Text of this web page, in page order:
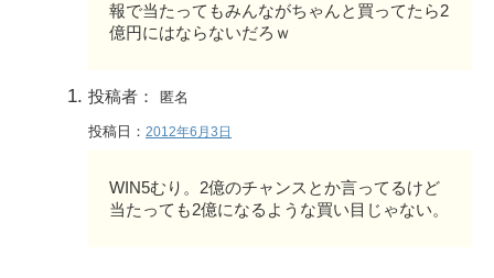
報で当たってもみんながちゃんと買ってたら2
億円にはならないだろｗ
投稿者： 匿名
投稿日： 2012年6月3日
WIN5むり。2億のチャンスとか言ってるけど
当たっても2億になるような買い目じゃない。